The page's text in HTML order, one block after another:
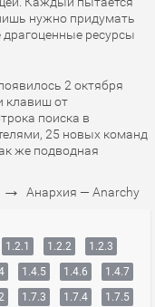
нужно придумать
драгоценные ресурсы
2 октября
клавиш от
поиска в
25 новых команд
же подводная
→ Анархия — Anarchy
1.2.1 1.2.2
1.2.3
1.4.5 1.4.6
1.4.7
1.7.3 1.7.4
1.7.5